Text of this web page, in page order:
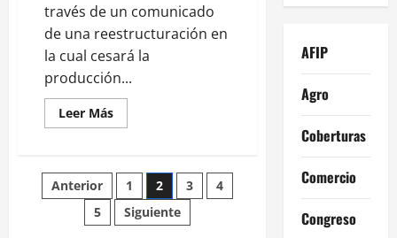
través de un comunicado
de una reestructuración en
la cual cesará la
producción...
Leer MásLeer
más
cierra
sus
fábricas
en
Brasil
Paginación
Anterior 1 2 3
4
5
Siguiente
AFIP
Agro
Coberturas
Comercio
Congreso